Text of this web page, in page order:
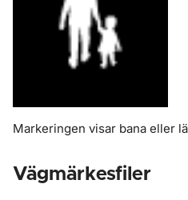
Markeringen visar bana eller
Vägmärkesfiler